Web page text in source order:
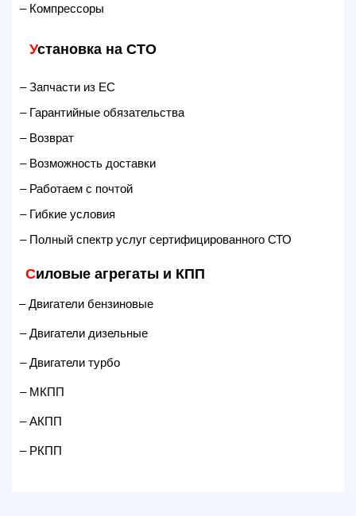
– Компрессоры
Установка на СТО
– Запчасти из ЕС
– Гарантийные обязательства
– Возврат
– Возможность доставки
– Работаем с почтой
– Гибкие условия
– Полный спектр услуг сертифицированного СТО
Силовые агрегаты и КПП
– Двигатели бензиновые
– Двигатели дизельные
– Двигатели турбо
– МКПП
– АКПП
– РКПП